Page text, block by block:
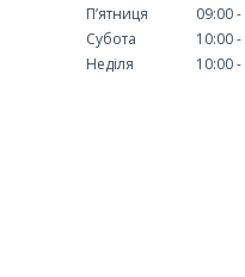
Пʼятниця
09:00
Субота
10:00
Неділя
10:00